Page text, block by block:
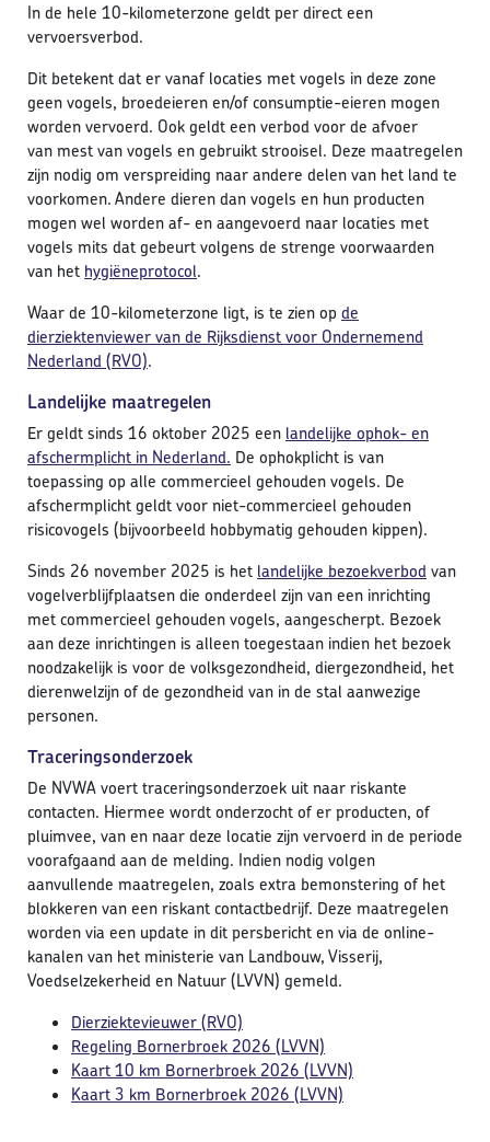
In de hele 10-kilometerzone geldt per direct een
vervoersverbod.
Dit betekent dat er vanaf locaties met vogels in deze zone
geen vogels, broedeieren en/of consumptie-eieren mogen
worden vervoerd. Ook geldt een verbod voor de afvoer
van mest van vogels en gebruikt strooisel. Deze maatregelen
zijn nodig om verspreiding naar andere delen van het land te
voorkomen. Andere dieren dan vogels en hun producten
mogen wel worden af- en aangevoerd naar locaties met
vogels mits dat gebeurt volgens de strenge voorwaarden
van het hygiëneprotocol.
Waar de 10-kilometerzone ligt, is te zien op de
dierziektenviewer van de Rijksdienst voor Ondernemend
Nederland (RVO).
Landelijke maatregelen
Er geldt sinds 16 oktober 2025 een landelijke ophok- en
afschermplicht in Nederland. De ophokplicht is van
toepassing op alle commercieel gehouden vogels. De
afschermplicht geldt voor niet-commercieel gehouden
risicovogels (bijvoorbeeld hobbymatig gehouden kippen).
Sinds 26 november 2025 is het landelijke bezoekverbodvan
vogelverblijfplaatsen die onderdeel zijn van een inrichting
met commercieel gehouden vogels, aangescherpt. Bezoek
aan deze inrichtingen is alleen toegestaan indien het bezoek
noodzakelijk is voor de volksgezondheid, diergezondheid, het
dierenwelzijn of de gezondheid van in de stal aanwezige
personen.
Traceringsonderzoek
De NVWA voert traceringsonderzoek uit naar riskante
contacten. Hiermee wordt onderzocht of er producten, of
pluimvee, van en naar deze locatie zijn vervoerd in de periode
voorafgaand aan de melding. Indien nodig volgen
aanvullende maatregelen, zoals extra bemonstering of het
blokkeren van een riskant contactbedrijf. Deze maatregelen
worden via een update in dit persbericht en via de online-
kanalen van het ministerie van Landbouw, Visserij,
Voedselzekerheid en Natuur (LVVN) gemeld.
Dierziektevieuwer (RVO)
Regeling Bornerbroek 2026 (LVVN)
Kaart 10 km Bornerbroek 2026 (LVVN)
Kaart 3 km Bornerbroek 2026 (LVVN)